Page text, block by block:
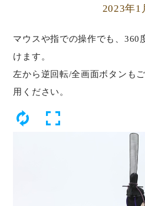
2023年1
マウスや指での操作でも、360
けます。
左から逆回転/全画面ボタンも
用ください。